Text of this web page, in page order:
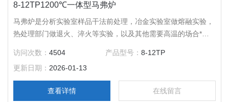
8-12TP1200℃一体型马弗炉
马弗炉是分析实验室样品干法前处理，冶金实验室做熔融实验，
热处理部门做退火、淬火等实验，以及其他需要高温的场合*的
的产品，该产品将炉体与控制部分做了*的整合，极大的降低了
所占空间面积。
访问次数：4504 产品型号：8-12TP
更新日期： 2026-01-13
查看详情 在线留言